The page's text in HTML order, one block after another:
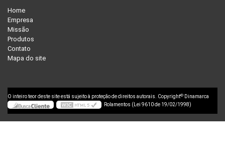
Home
Empresa
Missão
Produtos
Contato
Mapa do site
O inteiro teor deste site está sujeito à proteção de direitos autorais. Copyright© Dinamarca
Rolamentos (Lei 9610 de 19/02/1998)